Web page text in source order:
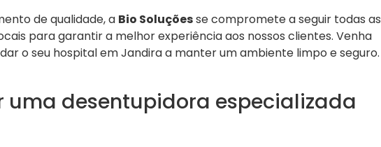
de qualidade, a Bio Soluçõesse compromete a seguir todas as
para garantir a melhor experiência aos nossos clientes. Venha
o seu hospital em Jandira a manter um ambiente limpo e seguro.
uma desentupidora especializada